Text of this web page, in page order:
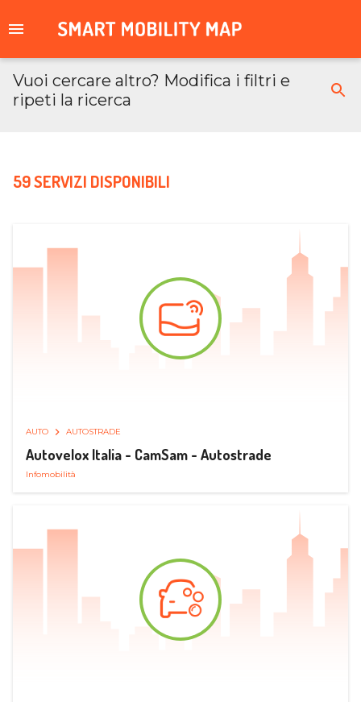
Vuoi cercare altro? Modifica i filtri e
ripeti la ricerca
59 SERVIZI DISPONIBILI
AUTO AUTOSTRADE
Autovelox Italia - CamSam - Autostrade
Infomobilità